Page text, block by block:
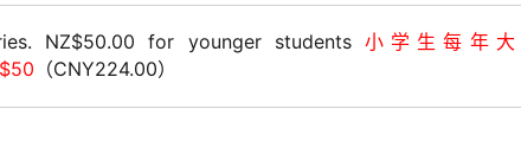
NZ$50.00 for younger students 小学生每年大
（CNY224.00）